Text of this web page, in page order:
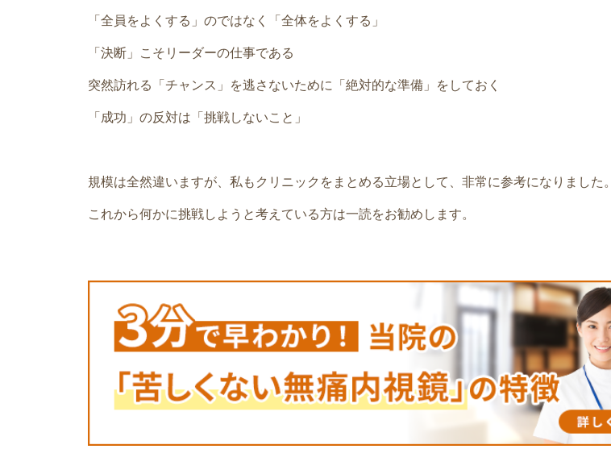
「全員をよくする」のではなく「全体をよくする」
「決断」こそリーダーの仕事である
突然訪れる「チャンス」を逃さないために「絶対的な準備」をしておく
「成功」の反対は「挑戦しないこと」
規模は全然違いますが、私もクリニックをまとめる立場として、非常に参考になりました。
これから何かに挑戦しようと考えている方は一読をお勧めします。